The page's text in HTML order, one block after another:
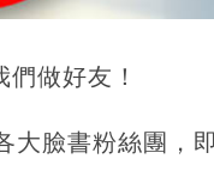
們做好友！
臉書粉絲團，